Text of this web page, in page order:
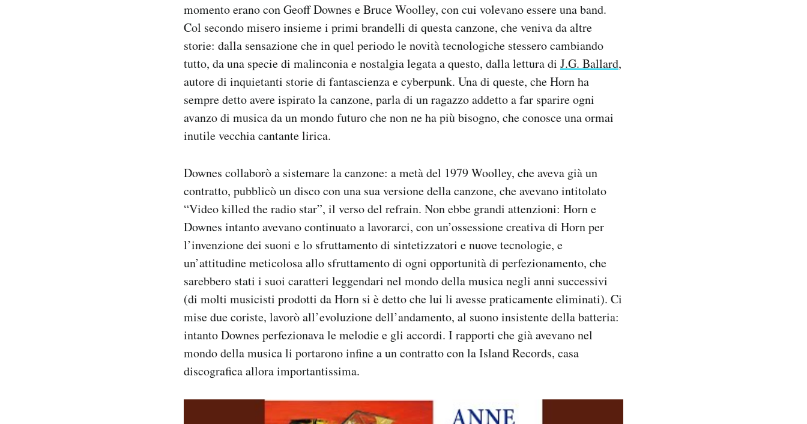
momento erano con Geoff Downes e Bruce Woolley, con cui volevano essere una band.
Col secondo misero insieme i primi brandelli di questa canzone, che veniva da altre
storie: dalla sensazione che in quel periodo le novità tecnologiche stessero cambiando
tutto, da una specie di malinconia e nostalgia legata a questo, dalla lettura di J.G. Ballard,
autore di inquietanti storie di fantascienza e cyberpunk. Una di queste, che Horn ha
sempre detto avere ispirato la canzone, parla di un ragazzo addetto a far sparire ogni
avanzo di musica da un mondo futuro che non ne ha più bisogno, che conosce una ormai
inutile vecchia cantante lirica.
Downes collaborò a sistemare la canzone: a metà del 1979 Woolley, che aveva già un
contratto, pubblicò un disco con una sua versione della canzone, che avevano intitolato
“Video killed the radio star”, il verso del refrain. Non ebbe grandi attenzioni: Horn e
Downes intanto avevano continuato a lavorarci, con un’ossessione creativa di Horn per
l’invenzione dei suoni e lo sfruttamento di sintetizzatori e nuove tecnologie, e
un’attitudine meticolosa allo sfruttamento di ogni opportunità di perfezionamento, che
sarebbero stati i suoi caratteri leggendari nel mondo della musica negli anni successivi
(di molti musicisti prodotti da Horn si è detto che lui li avesse praticamente eliminati). Ci
mise due coriste, lavorò all’evoluzione dell’andamento, al suono insistente della batteria:
intanto Downes perfezionava le melodie e gli accordi. I rapporti che già avevano nel
mondo della musica li portarono infine a un contratto con la Island Records, casa
discografica allora importantissima.